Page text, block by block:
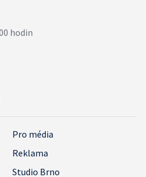
Pro média
Reklama
Studio Brno